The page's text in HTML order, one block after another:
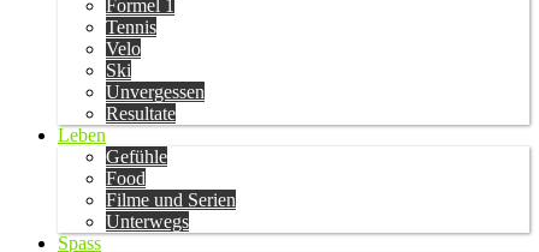
Formel 1
Tennis
Velo
Ski
Unvergessen
Resultate
Leben
Gefühle
Food
Filme und Serien
Unterwegs
Spass